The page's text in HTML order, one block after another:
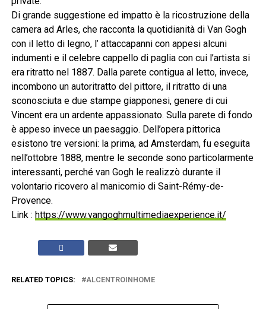
Di grande suggestione ed impatto è la ricostruzione della
camera ad Arles, che racconta la quotidianità di Van Gogh
con il letto di legno, l’ attaccapanni con appesi alcuni
indumenti e il celebre cappello di paglia con cui l’artista si
era ritratto nel 1887. Dalla parete contigua al letto, invece,
incombono un autoritratto del pittore, il ritratto di una
sconosciuta e due stampe giapponesi, genere di cui
Vincent era un ardente appassionato. Sulla parete di fondo
è appeso invece un paesaggio. Dell’opera pittorica
esistono tre versioni: la prima, ad Amsterdam, fu eseguita
nell’ottobre 1888, mentre le seconde sono particolarmente
interessanti, perché van Gogh le realizzò durante il
volontario ricovero al manicomio di Saint-Rémy-de-
Provence.
Link : https://www.vangoghmultimediaexperience.it/
RELATED TOPICS: ALCENTROINHOME